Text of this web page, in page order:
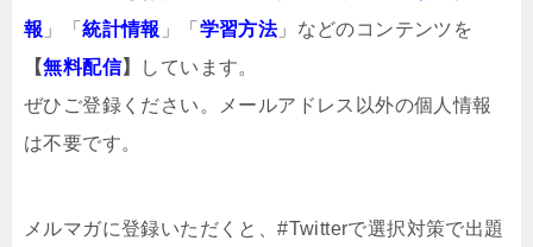
報 」「統計情報 」「 学習方法」などのコンテンツを
【無料配信】
しています。
ぜひご登録ください。メールアドレス以外の個人情報
は不要です。
メルマガに登録いただくと、#Twitterで選択対策で出題